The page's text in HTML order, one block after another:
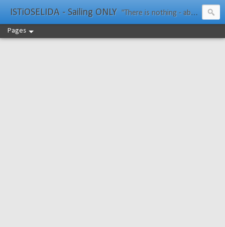
ISTiOSELIDA - Sailing ONLY "There is nothing - absolutely nothing - half so much worth doing as simply messing about in boats." Water Rat, Kenneth Grahame
Pages